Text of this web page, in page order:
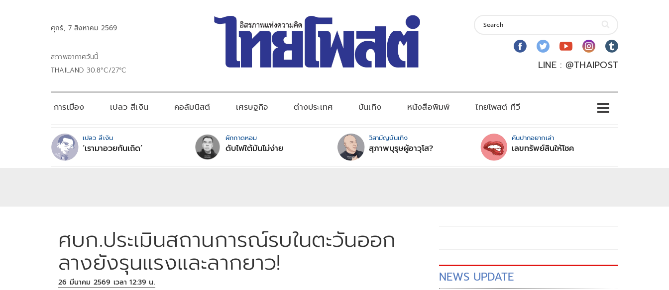
ศุกร์, 7 สิงหาคม 2569
สภาพอากาศวันนี้
THAILAND 30.8°C/27°C
LINE : @THAIPOST
การเมือง เปลว สีเงิน คอลัมนิสต์ เศรษฐกิจ ต่างประเทศ บันเทิง หนังสือพิมพ์ ไทยโพสต์ ทีวี
เปลว สีเงิน
‘เรามาอวยกันเถิด’
ผักกาดหอม
ดับไฟใต้มันไม่ง่าย
วิสามัญบันเทิง
สุภาพบุรุษผู้อาวุโส?
คันปากอยากเล่า
เลขทรัพย์สินให้โชค
ศบก.ประเมินสถานการณ์รบในตะวันออก
ลางยังรุนแรงและลากยาว!
26 มีนาคม 2569 เวลา 12:39 น. NEWS UPDATE